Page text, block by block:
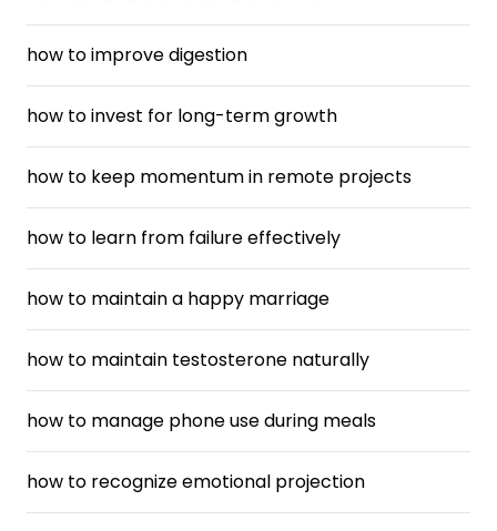
how to improve digestion
how to invest for long-term growth
how to keep momentum in remote projects
how to learn from failure effectively
how to maintain a happy marriage
how to maintain testosterone naturally
how to manage phone use during meals
how to recognize emotional projection